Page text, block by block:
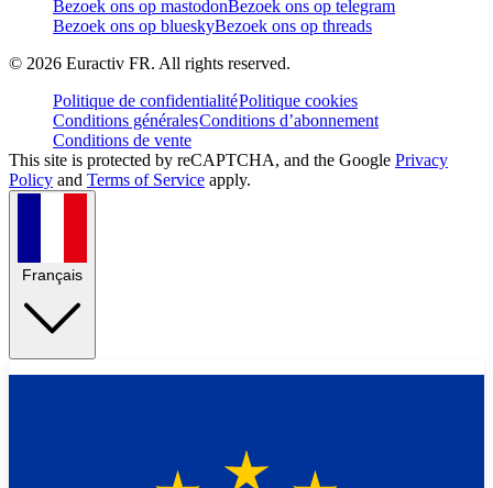
Bezoek ons op mastodonBezoek ons op telegram
Bezoek ons op blueskyBezoek ons op threads
© 2026 Euractiv FR. All rights reserved.
Politique de confidentialitéPolitique cookies
Conditions généralesConditions d’abonnement
Conditions de vente
This site is protected by reCAPTCHA, and the Google Privacy
Policy and Terms of Service apply.
Français